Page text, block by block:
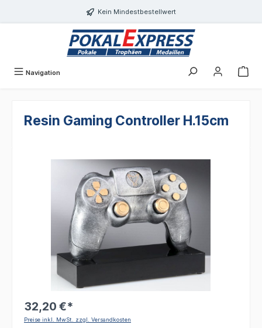
Kein Mindestbestellwert
Navigation
Resin Gaming Controller H.15cm
32,20 €*
Preise inkl. MwSt. zzgl. Versandkosten